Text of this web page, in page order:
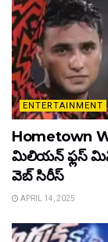
ENTERTAINMENT
Hometown
మిలియన్ ఫ్లస్
వెబ్ సిరీస్
APRIL 14, 2025